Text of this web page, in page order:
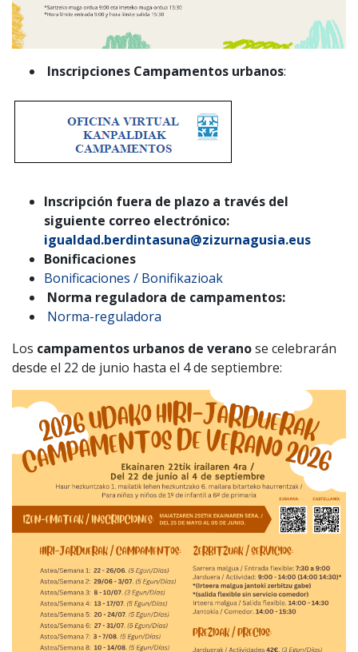
Inscripciones Campamentos urbanos:
Inscripción fuera de plazo a través del
siguiente correo electrónico:
igualdad.berdintasuna@zizurnagusia.eus
Bonificaciones
Bonificaciones / Bonifikazioak
Norma reguladora de campamentos:
Norma-reguladora
Los campamentos urbanos de veranose celebrarán
desde el 22 de junio hasta el 4 de septiembre: